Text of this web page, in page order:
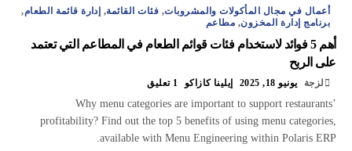
أعمال في مجال المأكولات والمشروبات, فئات القائمة, إدارة قائمة الطعام,
برنامج إدارة المخزون, مطاعم
أهم 5 فوائد لاستخدام فئات قوائم الطعام في المطاعم التي تعتمد
على الربح
لزجة يونيو 18, 2025 إيلينا كازاكو 1 تعليق
Why menu categories are important to support restaurants’
profitability? Find out the top 5 benefits of using menu categories,
available with Menu Engineering within Polaris ERP.